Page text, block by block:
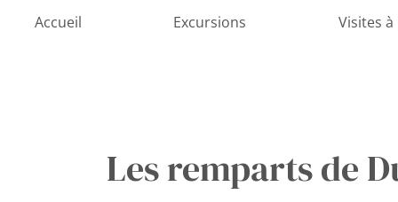
Accueil Excursions Visites
Les remparts de